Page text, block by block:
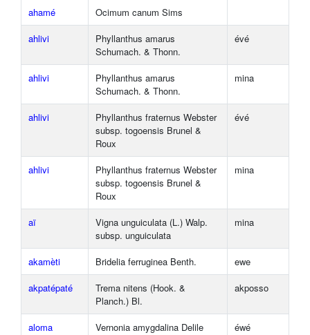
ahamé
Ocimum canum Sims
ahlivi
Phyllanthus amarus
Schumach. & Thonn.
évé
ahlivi
Phyllanthus amarus
Schumach. & Thonn.
mina
ahlivi
Phyllanthus fraternus Webster
subsp. togoensis Brunel &
Roux
évé
ahlivi
Phyllanthus fraternus Webster
subsp. togoensis Brunel &
Roux
mina
aï
Vigna unguiculata (L.) Walp.
subsp. unguiculata
mina
akamèti Bridelia ferruginea Benth.
ewe
akpatépaté
Trema nitens (Hook. &
Planch.) Bl.
akposso
aloma Vernonia amygdalina Delile
éwé